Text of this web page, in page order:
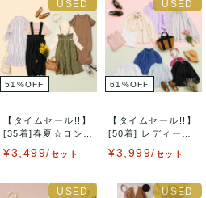
【休業日のお知らせ】
誠に勝手ながら、8/13～8/16ま
きます。
休業中はお取引連絡や発送等の対
ご了承くださいませ。
決済方法
51 %OFF
【タイムセール!!】
[35着]春夏☆ロング
¥3,499/セット
61 %OFF
【タイムセール!!】
[50着] レディース
¥3,999/セット